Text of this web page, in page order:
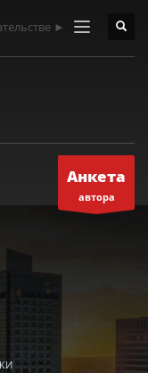
►
Анкета
автора